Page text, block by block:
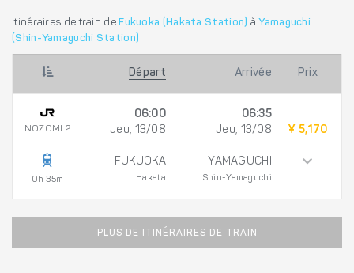
Itinéraires de train de Fukuoka (Hakata Station) à Yamaguchi
(Shin-Yamaguchi Station)
Départ Arrivée Prix
NOZOMI 2
0h 35m
06:00
Jeu, 13/08
FUKUOKA
Hakata
06:35
Jeu, 13/08
YAMAGUCHI
Shin-Yamaguchi
¥ 5,170
PLUS DE ITINÉRAIRES DE TRAIN